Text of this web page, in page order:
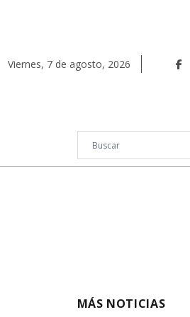
Viernes, 7 de agosto, 2026
MÁS NOTICIAS